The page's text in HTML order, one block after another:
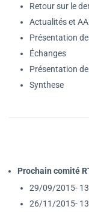
Retour sur le
Actualités et
Présentation
Échanges
Présentation
Synthese
Prochain comité
29/09/2015-
26/11/2015-